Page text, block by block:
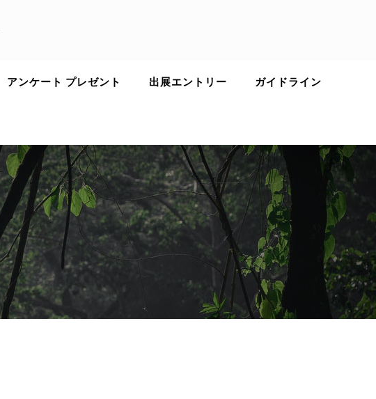
アンケート プレゼント 出展エントリー ガイドライン